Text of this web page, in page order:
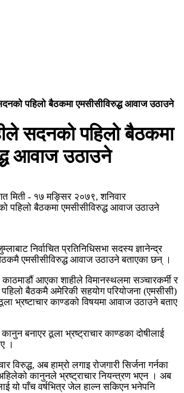
पहिलो बैठकमा एमसीसीविरुद्ध आवाज उठाउने
सदनको पहिलो बैठकमा
आवाज उठाउने
मिती - १७ मङ्सिर २०७९, शनिवार
निर्वाचित प्रतिनिधिसभा सदस्य ज्ञानेन्द्र
एमसीसीविरुद्ध आवाज उठाउने बताएका छन् ।
काठमाडौं आएका शाहीले विमानस्थलमा सञ्चारकर्मी र
बैठकमै अमेरिकी सहयोग परियोजना (एमसीसी)
भ्रष्टाचार काण्डको विषयमा आवाज उठाउने बताए
बनाएर ठूला भ्रष्ट्राचार काण्डका दोषीलाई
।
विरुद्ध, अब हाम्रो लगाइ रोजगारी सिर्जना गर्नका
कानुनले भ्रष्ट्राचार नियन्त्रण भएन । अब
यो पाँच वर्षभित्र जेल हाल्न सकिएन भनेपनि